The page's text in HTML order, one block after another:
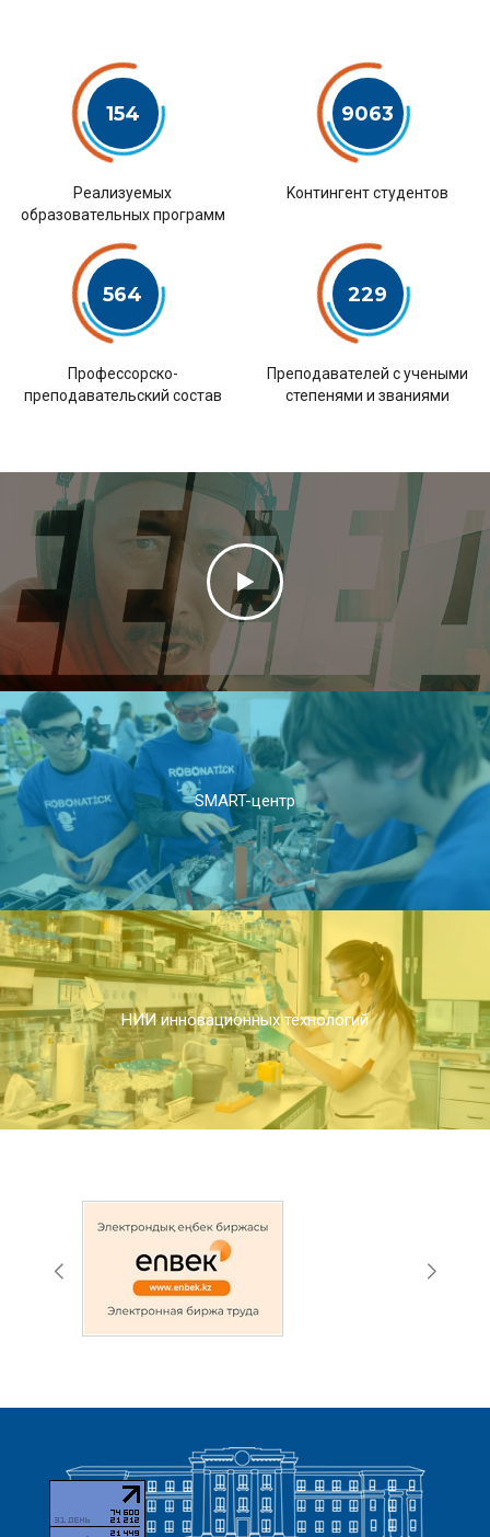
154
Pеализуемых
образовательных программ
9063
Kонтингент студентов
564
Профессорско-
преподавательский состав
229
Преподавателей с учеными
степенями и званиями
SMART-центр
НИИ инновационных технологий